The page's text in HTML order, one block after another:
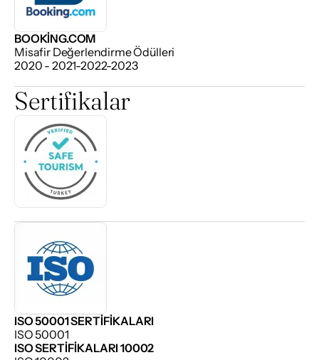
BOOKING.COM
Misafir Değerlendirme Ödülleri
2020 - 2021-2022-2023
Sertifikalar
ISO 50001 SERTIFIKALARI
ISO 50001
ISO SERTIFIKALARI 10002